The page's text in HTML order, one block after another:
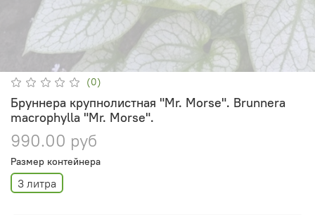
(0)
Бруннера крупнолистная "Mr. Morse". Brunnera
macrophylla "Mr. Morse".
990.00 руб
Размер контейнера
3 литра